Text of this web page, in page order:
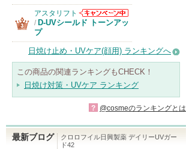
アスタリフト
アスタリフトか
/ D-UVシールド トーンアッ
プ
日焼け止め・UVケア(顔用) ランキングへ
この商品の関連ランキングもCHECK！
日焼け対策・UVケア ランキング
? @cosmeのランキングとは
最新ブログ
クロロフイル日興製薬 デイリーUVガー
ド42